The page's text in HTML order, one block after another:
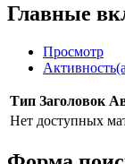
Главные
Просмотр
Активность
Тип Заголовок
Нет доступных